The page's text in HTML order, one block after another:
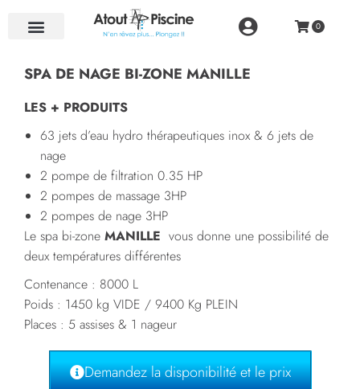
SPA DE NAGE BI-ZONE MANILLE
LES + PRODUITS
63 jets d’eau hydro thérapeutiques inox & 6 jets de
nage
2 pompe de filtration 0.35 HP
2 pompes de massage 3HP
2 pompes de nage 3HP
Le spa bi-zone MANILLE vous donne une possibilité de
deux températures différentes
Contenance : 8000 L
Poids : 1450 kg VIDE / 9400 Kg PLEIN
Places : 5 assises & 1 nageur
Demandez la disponibilité et le prix